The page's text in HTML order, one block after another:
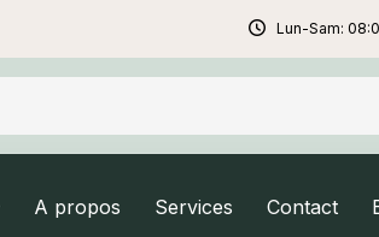
Lun-Sam:
A propos Services Contact